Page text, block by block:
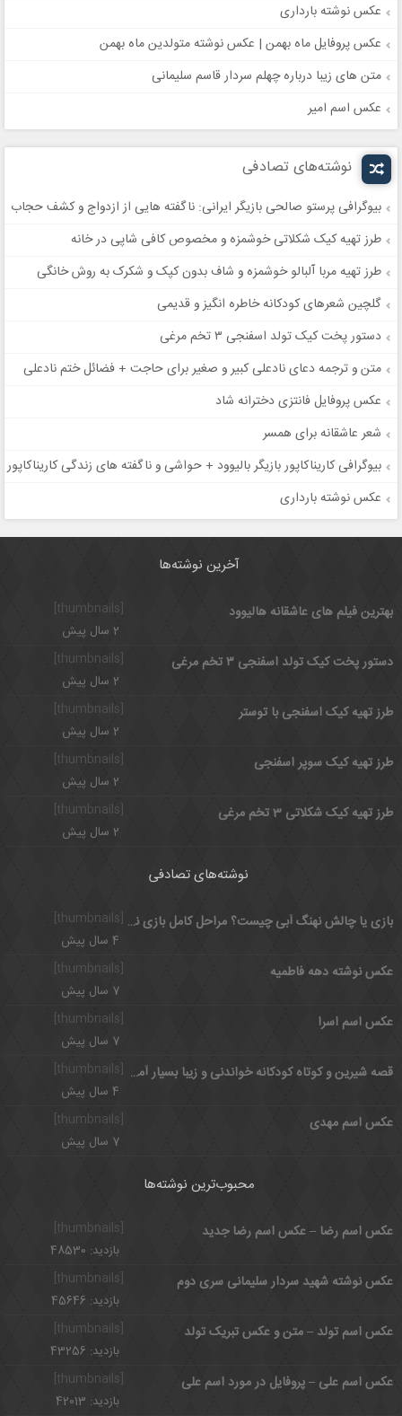
عکس نوشته بارداری
عکس پروفایل ماه بهمن | عکس نوشته متولدین ماه بهمن
متن های زیبا درباره چهلم سردار قاسم سلیمانی
عکس اسم امیر
نوشته‌های تصادفی
بیوگرافی پرستو صالحی بازیگر ایرانی: ناگفته هایی از ازدواج و کشف حجاب
طرز تهیه کیک شکلاتی خوشمزه و مخصوص کافی شاپی در خانه
طرز تهیه مربا آلبالو خوشمزه و شاف بدون کپک و شکرک به روش خانگی
گلچین شعرهای کودکانه خاطره انگیز و قدیمی
دستور پخت کیک تولد اسفنجی ۳ تخم مرغی
متن و ترجمه دعای نادعلی کبیر و صغیر برای حاجت + فضائل ختم نادعلی
عکس پروفایل فانتزی دخترانه شاد
شعر عاشقانه برای همسر
بیوگرافی کاریناکاپور بازیگر بالیوود + حواشی و ناگفته های زندگی کاریناکاپور
عکس نوشته بارداری
آخرین نوشته‌ها
بهترین فیلم های عاشقانه هالیوود
2 سال پیش
[thumbnails]
دستور پخت کیک تولد اسفنجی ۳ تخم مرغی
2 سال پیش
طرز تهیه کیک اسفنجی با توستر
2 سال پیش
[thumbnails]
طرز تهیه کیک سوپر اسفنجی
2 سال پیش
طرز تهیه کیک شکلاتی 3 تخم مرغی
2 سال پیش
نوشته‌های تصادفی
[thumbnails] بازی یا چالش نهنگ آبی چیست؟ مراحل کامل بازی نهنگ آبی
4 سال پیش
عکس نوشته دهه فاطمیه
7 سال پیش
[thumbnails]
عکس اسم اسرا
7 سال پیش
قصه شیرین و کوتاه کودکانه خواندنی و زیبا بسیار آموزنده
4 سال پیش
عکس اسم مهدی
7 سال پیش
محبوب‌ترین نوشته‌ها
عکس اسم رضا – عکس اسم رضا جدید
بازدید: 48530
[thumbnails]
عکس نوشته شهید سردار سلیمانی سری دوم
بازدید: 45646
عکس اسم تولد – متن و عکس تبریک تولد
بازدید: 43256
عکس اسم علی – پروفایل در مورد اسم علی
بازدید: 42013